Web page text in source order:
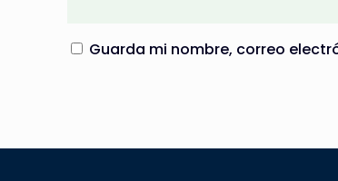
Guarda mi nombre, correo